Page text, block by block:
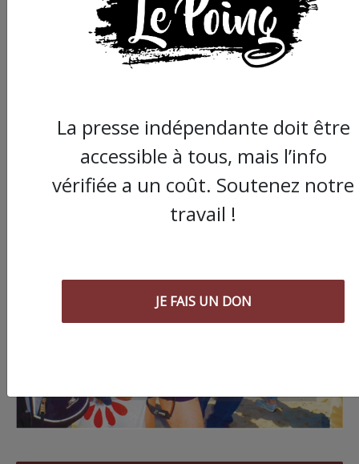
La presse indépendante doit être
accessible à tous, mais l’info
vérifiée a un coût. Soutenez notre
travail !
JE FAIS UN DON